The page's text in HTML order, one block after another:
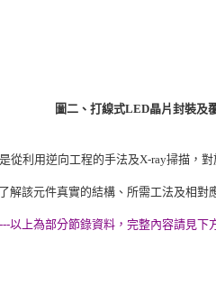
圖二、打線式LED晶片封裝及
從利用逆向工程的手法及X-ray掃描，
該元件真實的結構、所需工法及相對
以上為部分節錄資料，完整內容請見下